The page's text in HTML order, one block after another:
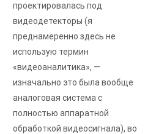
проектировалась под
видеодетекторы (я
преднамеренно здесь не
использую термин
«видеоаналитика», —
изначально это была вообще
аналоговая система с
полностью аппаратной
обработкой видеосигнала), во